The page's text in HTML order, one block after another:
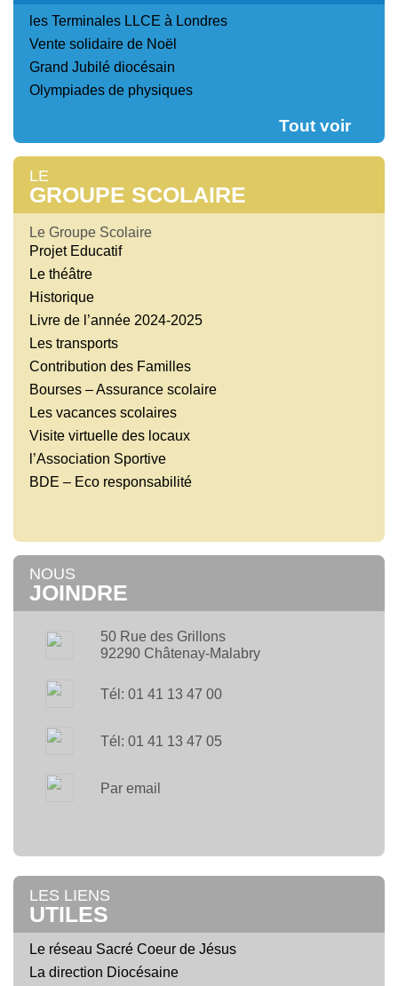
les Terminales LLCE à Londres
Vente solidaire de Noël
Grand Jubilé diocésain
Olympiades de physiques
Tout voir
LE
GROUPE SCOLAIRE
Le Groupe Scolaire
Projet Educatif
Le théâtre
Historique
Livre de l’année 2024-2025
Les transports
Contribution des Familles
Bourses – Assurance scolaire
Les vacances scolaires
Visite virtuelle des locaux
l’Association Sportive
BDE – Eco responsabilité
NOUS
JOINDRE
50 Rue des Grillons
92290 Châtenay-Malabry
Tél: 01 41 13 47 00
Tél: 01 41 13 47 05
Par email
LES LIENS
UTILES
Le réseau Sacré Coeur de Jésus
La direction Diocésaine